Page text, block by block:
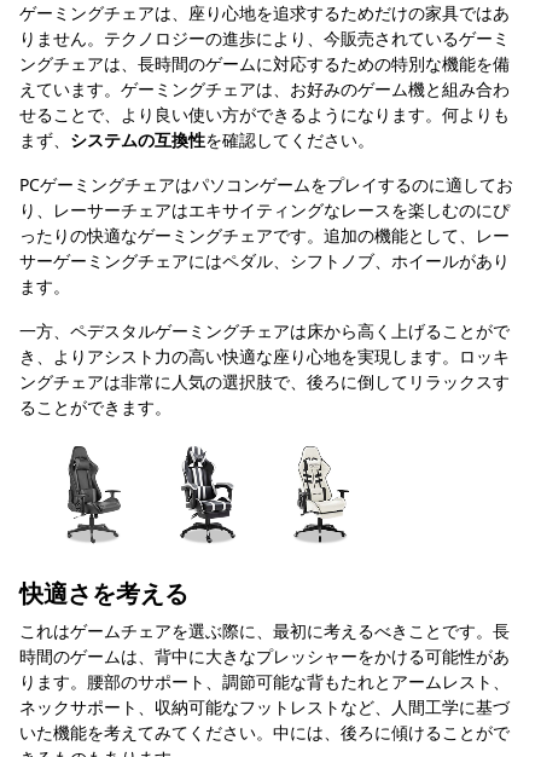
ゲーミングチェアは、座り心地を追求するためだけの家具ではあ
りません。テクノロジーの進歩により、今販売されているゲーミ
ングチェアは、長時間のゲームに対応するための特別な機能を備
えています。ゲーミングチェアは、お好みのゲーム機と組み合わ
せることで、より良い使い方ができるようになります。何よりも
まず、 システムの互換性を確認してください。
PCゲーミングチェアはパソコンゲームをプレイするのに適してお
り、レーサーチェアはエキサイティングなレースを楽しむのにぴ
ったりの快適なゲーミングチェアです。追加の機能として、レー
サーゲーミングチェアにはペダル、シフトノブ、ホイールがあり
ます。
一方、ペデスタルゲーミングチェアは床から高く上げることがで
き、よりアシスト力の高い快適な座り心地を実現します。ロッキ
ングチェアは非常に人気の選択肢で、後ろに倒してリラックスす
ることができます。
快適さを考える
これはゲームチェアを選ぶ際に、最初に考えるべきことです。長
時間のゲームは、背中に大きなプレッシャーをかける可能性があ
ります。腰部のサポート、調節可能な背もたれとアームレスト、
ネックサポート、収納可能なフットレストなど、人間工学に基づ
いた機能を考えてみてください。中には、後ろに傾けることがで